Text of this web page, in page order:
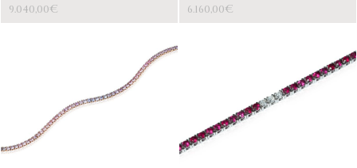
9.040,00€ 6.160,00€